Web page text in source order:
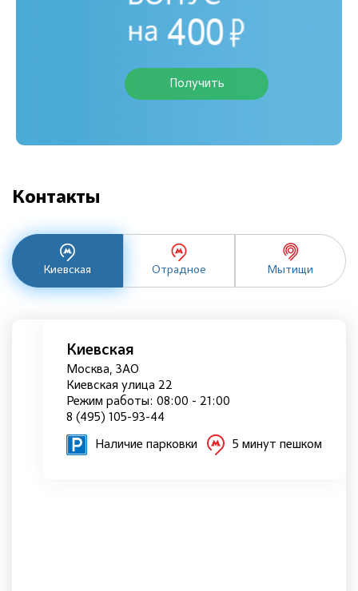
Получить
Контакты
Киевская Отрадное Мытищи
Киевская
Москва, ЗАО
Киевская улица 22
Режим работы: 08:00 - 21:00
8 (495) 105-93-44
Наличие парковки 5 минут пешком